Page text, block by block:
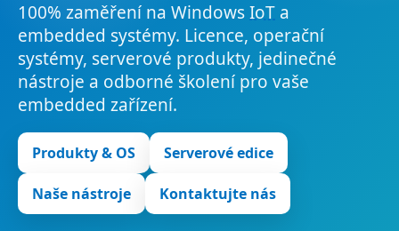
100% zaměření na WindowsIoT a
embedded systémy. Licence, operační
systémy, serverové produkty, jedinečné
nástroje a odborné školení pro vaše
embedded zařízení.
Produkty & OS Serverové edice
Naše nástroje Kontaktujte nás